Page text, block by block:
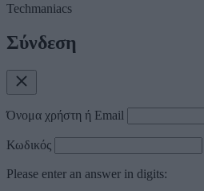
Techmaniacs
Σύνδεση
Όνομα χρήστη ή Email
Κωδικός
Please enter an answer in digits: